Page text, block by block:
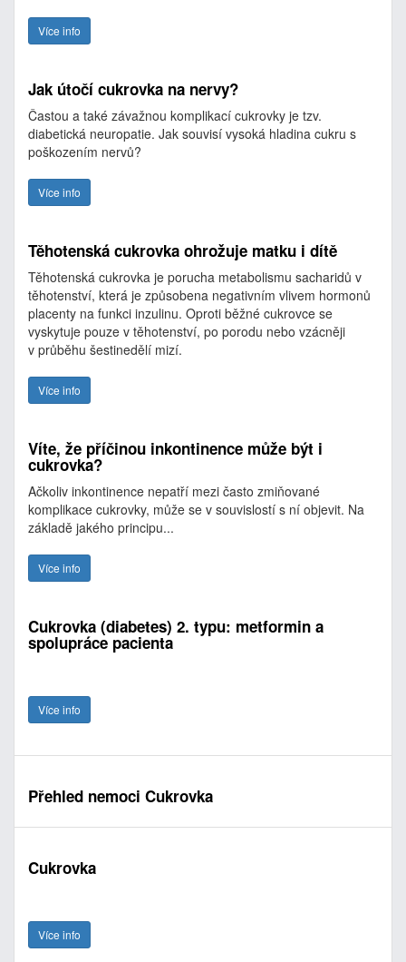
Více info
Jak útočí cukrovka na nervy?
Častou a také závažnou komplikací cukrovky je tzv.
diabetická neuropatie. Jak souvisí vysoká hladina cukru s
poškozením nervů?
Více info
Těhotenská cukrovka ohrožuje matku i dítě
Těhotenská cukrovka je porucha metabolismu sacharidů v
těhotenství, která je způsobena negativním vlivem hormonů
placenty na funkci inzulinu. Oproti běžné cukrovce se
vyskytuje pouze v těhotenství, po porodu nebo vzácněji
v průběhu šestinedělí mizí.
Více info
Víte, že příčinou inkontinence může být i
cukrovka?
Ačkoliv inkontinence nepatří mezi často zmiňované
komplikace cukrovky, může se v souvislostí s ní objevit. Na
základě jakého principu...
Více info
Cukrovka (diabetes) 2. typu: metformin a
spolupráce pacienta
Více info
Přehled nemoci Cukrovka
Cukrovka
Více info